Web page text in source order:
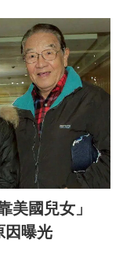
美國兒女」
因曝光